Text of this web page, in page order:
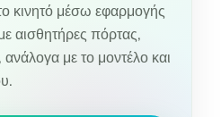
κινητό μέσω εφαρμογής
αισθητήρες πόρτας,
ανάλογα με το μοντέλο και